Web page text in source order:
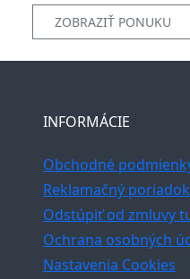
ZOBRAZIŤ PONUKU
INFORMÁCIE
Obchodné
Reklamačný poriadok
Odstúpiť od zmluvy
Ochrana osobných
Nastavenia Cookies